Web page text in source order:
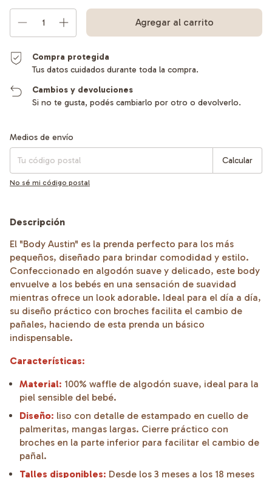
Compra protegida
Tus datos cuidados durante toda la compra.
Cambios y devoluciones
Si no te gusta, podés cambiarlo por otro o devolverlo.
Entregas para el CP:
Medios de envío
Calcular
No sé mi código postal
Descripción
El "Body Austin" es la prenda perfecto para los más
pequeños, diseñado para brindar comodidad y estilo.
Confeccionado en algodón suave y delicado, este body
envuelve a los bebés en una sensación de suavidad
mientras ofrece un look adorable. Ideal para el día a día,
su diseño práctico con broches facilita el cambio de
pañales, haciendo de esta prenda un básico
indispensable.
Características:
Material: 100% waffle de algodón suave, ideal para la
piel sensible del bebé.
Diseño: liso con detalle de estampado en cuello de
palmeritas, mangas largas. Cierre práctico con
broches en la parte inferior para facilitar el cambio de
pañal.
Talles disponibles: Desde los 3 meses a los 18 meses